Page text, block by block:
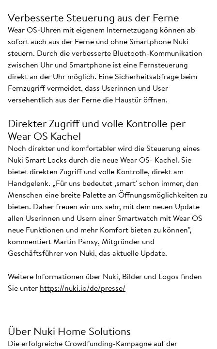
Verbesserte Steuerung aus der Ferne
Wear OS-Uhren mit eigenem Internetzugang können ab
sofort auch aus der Ferne und ohne Smartphone Nuki
steuern. Durch die verbesserte Bluetooth-Kommunikation
zwischen Uhr und Smartphone ist eine Fernsteuerung
direkt an der Uhr möglich. Eine Sicherheitsabfrage beim
Fernzugriff vermeidet, dass Userinnen und User
versehentlich aus der Ferne die Haustür öffnen.
Direkter Zugriff und volle Kontrolle per
Wear OS Kachel
Noch direkter und komfortabler wird die Steuerung eines
Nuki Smart Locks durch die neue Wear OS- Kachel. Sie
bietet direkten Zugriff und volle Kontrolle, direkt am
Handgelenk. „Für uns bedeutet ,smart' schon immer, den
Menschen eine breite Palette an Öffnungsmöglichkeiten zu
bieten. Daher freuen wir uns sehr, mit dem neuen Update
allen Userinnen und Usern einer Smartwatch mit Wear OS
neue Funktionen und mehr Komfort bieten zu können",
kommentiert Martin Pansy, Mitgründer und
Geschäftsführer von Nuki, das aktuelle Update.
Weitere Informationen über Nuki, Bilder und Logos finden
Sie unter https://nuki.io/de/presse/
Über Nuki Home Solutions
Die erfolgreiche Crowdfunding-Kampagne auf der